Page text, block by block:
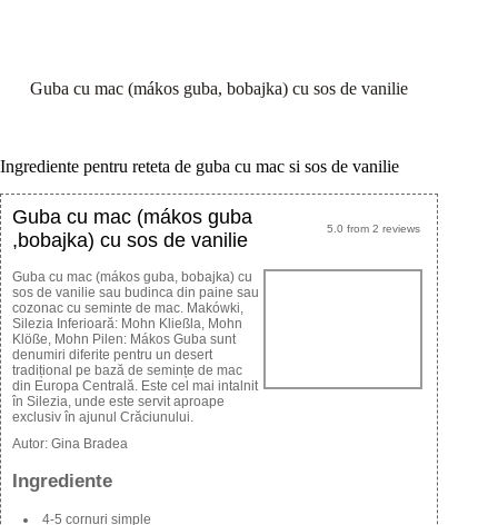
Guba cu mac (mákos guba, bobajka) cu sos de vanilie
Ingrediente pentru reteta de guba cu mac si sos de vanilie
5.0 from 2 reviews
Guba cu mac (mákos guba
,bobajka) cu sos de vanilie
Guba cu mac (mákos guba, bobajka) cu
sos de vanilie sau budinca din paine sau
cozonac cu seminte de mac. Makówki,
Silezia Inferioară: Mohn Kließla, Mohn
Klöße, Mohn Pilen: Mákos Guba sunt
denumiri diferite pentru un desert
tradițional pe bază de semințe de mac
din Europa Centrală. Este cel mai intalnit
în Silezia, unde este servit aproape
exclusiv în ajunul Crăciunului.
Autor: Gina Bradea
Ingrediente
4-5 cornuri simple